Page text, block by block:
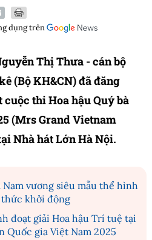
dụngtrên
Thị Thưa - cán bộ
(Bộ KH&CN) đã đăng
thi Hoa hậu Quý bà
(Mrs Grand Vietnam
Nhà hát Lớn Hà Nội.
vương siêu mẫu thể hình
khởi động
đoạt giải Hoa hậu Trí tuệ tại
Quốc gia Việt Nam 2025